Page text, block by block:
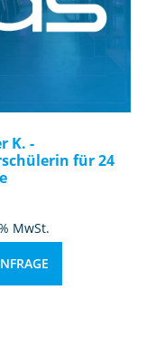
K. -
für 24
MwSt.